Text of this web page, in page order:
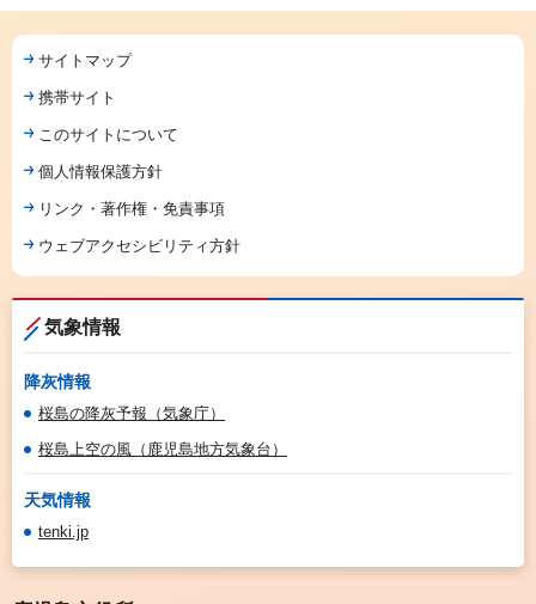
サイトマップ
携帯サイト
このサイトについて
個人情報保護方針
リンク・著作権・免責事項
ウェブアクセシビリティ方針
気象情報
降灰情報
桜島の降灰予報（気象庁）
桜島上空の風（鹿児島地方気象台）
天気情報
tenki.jp